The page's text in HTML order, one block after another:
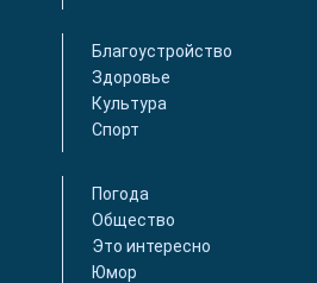
Благоустройство
Здоровье
Культура
Спорт
Погода
Общество
Это интересно
Юмор